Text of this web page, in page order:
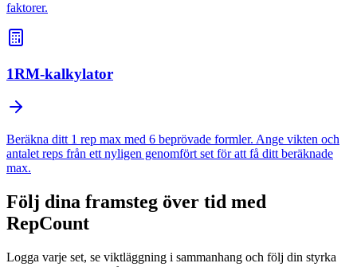
faktorer.
1RM-kalkylator
Beräkna ditt 1 rep max med 6 beprövade formler. Ange vikten och
antalet reps från ett nyligen genomfört set för att få ditt beräknade
max.
Följ dina framsteg över tid med
RepCount
Logga varje set, se viktläggning i sammanhang och följ din styrka